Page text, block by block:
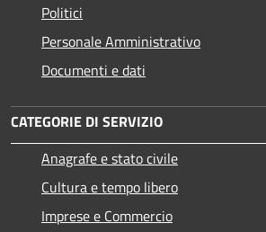
Politici
Personale Amministrativo
Documenti e dati
CATEGORIE DI SERVIZIO
Anagrafe e stato civile
Cultura e tempo libero
Imprese e Commercio